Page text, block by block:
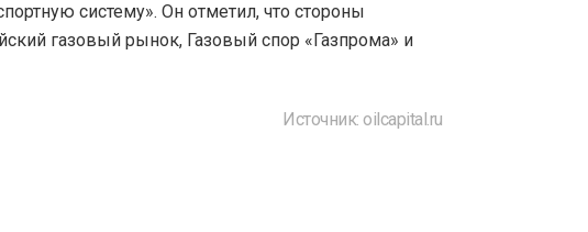
систему». Он отметил, что стороны
газовый рынок, Газовый спор «Газпрома» и
Источник: oilcapital.ru